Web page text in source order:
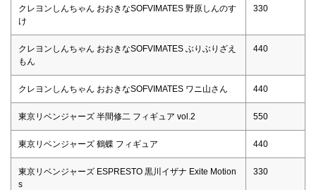
クレヨンしんちゃん おおきなSOFVIMATES 野原しんのす
け
330
クレヨンしんちゃん おおきなSOFVIMATES ぶりぶりざえ
もん
440
クレヨンしんちゃん おおきなSOFVIMATES ワニ山さん 440
東京リベンジャーズ 半間修二 フィギュア vol.2 550
東京リベンジャーズ 鶴蝶 フィギュア 440
東京リベンジャーズ ESPRESTO 黒川イザナ Exite Motion
s
330